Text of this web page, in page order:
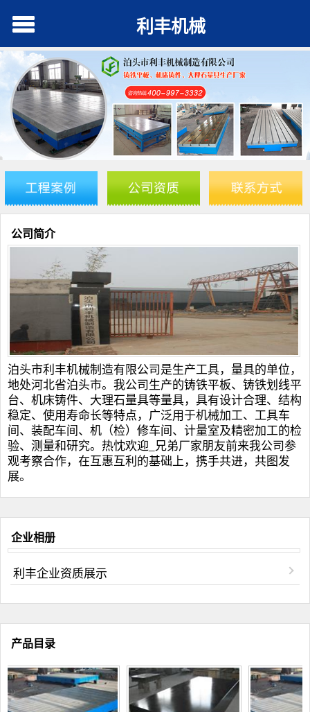
利丰机械
公司简介
泊头市利丰机械制造有限公司是生产工具，量具的单位，
地处河北省泊头市。我公司生产的铸铁平板、 铸铁划线平
台、 机床铸件、 大理石量具等量具，具有设计合理、结构
稳定、使用寿命长等特点，广泛用于机械加工、工具车
间、装配车间、机（检）修车间、计量室及精密加工的检
验、测量和研究。热忱欢迎_兄弟厂家朋友前来我公司参
观考察合作，在互惠互利的基础上，携手共进，共图发
展。
企业相册
利丰企业资质展示
产品目录